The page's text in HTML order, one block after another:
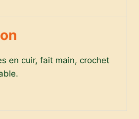
en cuir, fait main, crochet